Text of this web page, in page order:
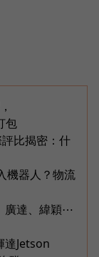
包
比揭密：什
機器人？物流
廣達、緯穎⋯
達Jetson